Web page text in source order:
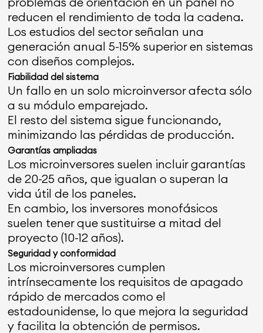
reducen el rendimiento de toda la cadena.
Los estudios del sector señalan una
generación anual 5-15% superior en sistemas
con diseños complejos.
Fiabilidad del sistema
Un fallo en un solo microinversor afecta sólo
a su módulo emparejado.
El resto del sistema sigue funcionando,
minimizando las pérdidas de producción.
Garantías ampliadas
Los microinversores suelen incluir garantías
de 20-25 años, que igualan o superan la
vida útil de los paneles.
En cambio, los inversores monofásicos
suelen tener que sustituirse a mitad del
proyecto (10-12 años).
Seguridad y conformidad
Los microinversores cumplen
intrínsecamente los requisitos de apagado
rápido de mercados como el
estadounidense, lo que mejora la seguridad
y facilita la obtención de permisos.